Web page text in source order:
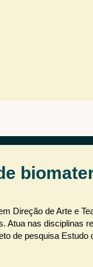
Direção de Arte e
Atua nas disciplinas
de pesquisa Estudo